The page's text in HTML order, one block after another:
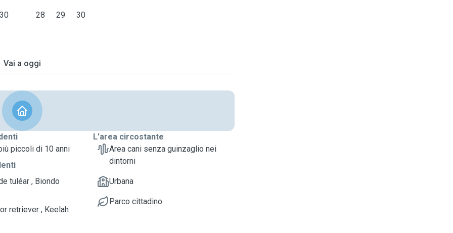
30 28 29 30
Vai a oggi
piccoli di 10 anni
tuléar , Biondo
retriever , Keelah
L'area circostante
Area cani senza guinzaglio nei
dintorni
Urbana
Parco cittadino